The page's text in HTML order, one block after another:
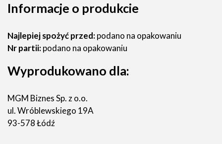
Informacje o produkcie
Najlepiej spożyć przed:podano na opakowaniu
Nr partii:podano na opakowaniu
Wyprodukowano dla:
MGM Biznes Sp. z o.o.
ul. Wróblewskiego 19A
93-578 Łódź